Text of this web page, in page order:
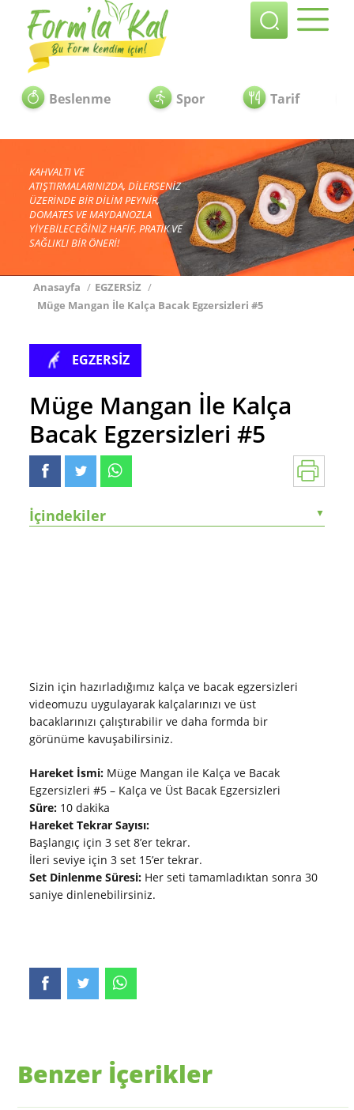
Beslenme Spor Tarif
KAHVALTI VE
ATIŞTIRMALARINIZDA, DİLERSENİZ
ÜZERİNDE BİR DİLİM PEYNİR,
DOMATES VE MAYDANOZLA
YİYEBİLECEĞİNİZ HAFİF, PRATİK VE
SAĞLIKLI BİR ÖNERİ!
Anasayfa / EGZERSİZ /
Müge Mangan İle Kalça Bacak Egzersizleri #5
EGZERSİZ
Müge Mangan İle Kalça
Bacak Egzersizleri #5
İçindekiler ▼
Sizin için hazırladığımız kalça ve bacak egzersizleri
videomuzu uygulayarak kalçalarınızı ve üst
bacaklarınızı çalıştırabilir ve daha formda bir
görünüme kavuşabilirsiniz.
Hareket İsmi: Müge Mangan ile Kalça ve Bacak
Egzersizleri #5 – Kalça ve Üst Bacak Egzersizleri
Süre: 10 dakika
Hareket Tekrar Sayısı:
Başlangıç için 3 set 8’er tekrar.
İleri seviye için 3 set 15’er tekrar.
Set Dinlenme Süresi: Her seti tamamladıktan sonra 30
saniye dinlenebilirsiniz.
Benzer İçerikler